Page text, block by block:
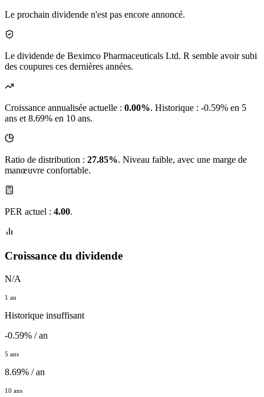
Le prochain dividende n'est pas encore annoncé.
Le dividende de Beximco Pharmaceuticals Ltd. R semble avoir subi
des coupures ces dernières années.
Croissance annualisée actuelle : 0.00%. Historique : -0.59% en 5
ans et 8.69% en 10 ans.
Ratio de distribution : 27.85%. Niveau faible, avec une marge de
manœuvre confortable.
PER actuel : 4.00.
Croissance du dividende
N/A
1 an
Historique insuffisant
-0.59% / an
5 ans
8.69% / an
10 ans